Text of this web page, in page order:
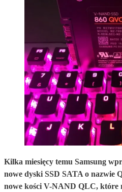
Kilka miesięcy temu Samsung
nowe dyski SSD SATA o nazwie
nowe kości V-NAND QLC, które